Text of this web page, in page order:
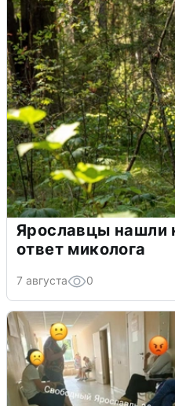
Ярославцы нашли
ответ миколога
7 августа 0